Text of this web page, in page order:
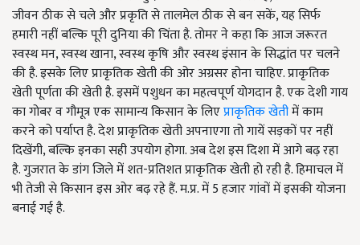
जीवन ठीक से चले और प्रकृति से तालमेल ठीक से बन सकें, यह सिर्फ
हमारी नहीं बल्कि पूरी दुनिया की चिंता है. तोमर ने कहा कि आज जरूरत
स्वस्थ मन, स्वस्थ खाना, स्वस्थ कृषि और स्वस्थ इंसान के सिद्धांत पर चलने
की है. इसके लिए प्राकृतिक खेती की ओर अग्रसर होना चाहिए. प्राकृतिक
खेती पूर्णता की खेती है. इसमें पशुधन का महत्वपूर्ण योगदान है. एक देशी गाय
का गोबर व गौमूत्र एक सामान्य किसान के लिएप्राकृतिक खेतीमें काम
करने को पर्याप्त है. देश प्राकृतिक खेती अपनाएगा तो गायें सड़कों पर नहीं
दिखेंगी, बल्कि इनका सही उपयोग होगा. अब देश इस दिशा में आगे बढ़ रहा
है. गुजरात के डांग जिले में शत-प्रतिशत प्राकृतिक खेती हो रही है. हिमाचल में
भी तेजी से किसान इस ओर बढ़ रहे हैं. म.प्र. में 5 हजार गांवों में इसकी योजना
बनाई गई है.